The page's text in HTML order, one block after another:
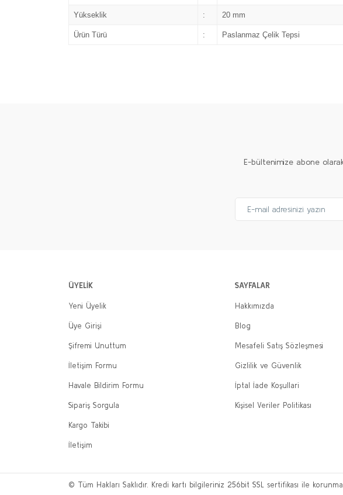
Yükseklik : 20 mm
Ürün Türü : Paslanmaz Çelik Tepsi
E-bültenimize abone
ÜYELİK
Yeni Üyelik
Üye Girişi
Şifremi Unuttum
İletişim Formu
Havale Bildirim Formu
Sipariş Sorgula
Kargo Takibi
İletişim
SAYFALAR
Hakkımızda
Blog
Mesafeli Satış Sözleşmesi
Gizlilik ve Güvenlik
İptal İade Koşullari
Kişisel Veriler Politikası
© Tüm Hakları Saklıdır. Kredi kartı bilgileriniz 256bit SSL sertifikası ile